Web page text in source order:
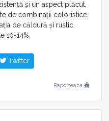
şi un aspect plăcut,
de combinaţii coloristice.
de căldură şi rustic.
10-14%
Twitter
Raporteaza